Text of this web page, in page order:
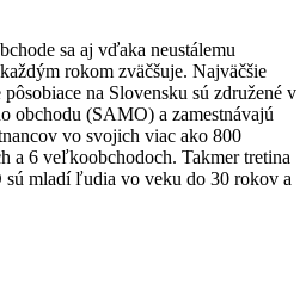
sa aj vďaka neustálemu
rokom zväčšuje. Najväčšie
na Slovensku sú združené v
obchodu (SAMO) a zamestnávajú
vo svojich viac ako 800
a 6 veľkoobchodoch. Takmer tretina
sú mladí ľudia vo veku do 30 rokov a